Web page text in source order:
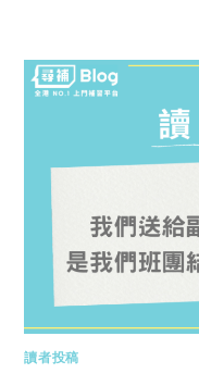
讀者投稿